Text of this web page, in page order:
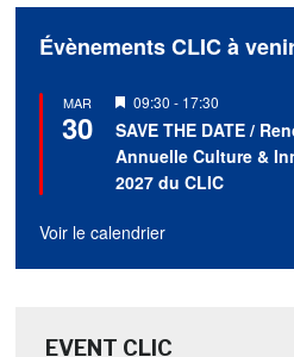
Évènements CLIC à
MAR
30
Mis
en
avant
09:30 - 17:30
SAVE THE DATE /
Annuelle Culture &
2027 du CLIC
Voir le calendrier
EVENT CLIC